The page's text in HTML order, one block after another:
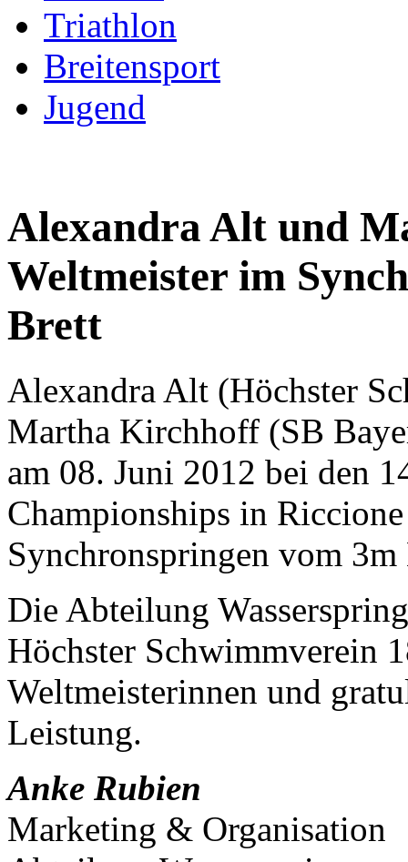
Triathlon
Breitensport
Jugend
Alexandra Alt und
Weltmeister im
Brett
Alexandra Alt (Höchster
Martha Kirchhoff (SB
am 08. Juni 2012 bei den
Championships in
Synchronspringen vom 3m
Die Abteilung
Höchster Schwimmverein
Weltmeisterinnen und
Leistung.
Anke Rubien
Marketing & Organisation